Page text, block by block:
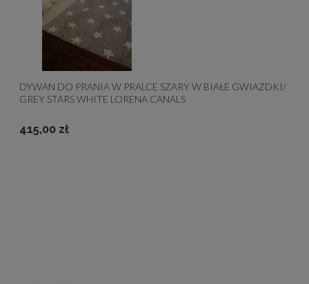
DYWAN DO PRANIA W PRALCE SZARY W BIAŁE GWIAZDKI/
GREY STARS WHITE LORENA CANALS
415,00 zł